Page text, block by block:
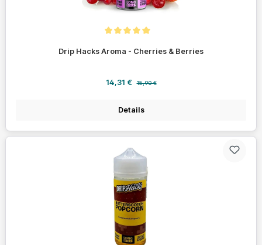
Drip Hacks Aroma - Cherries & Berries
Verkaufspreis:
14,31 € 15,90 €
Details